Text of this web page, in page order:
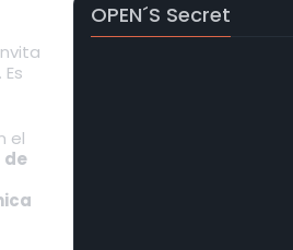
el
de
OPEN´s Secret